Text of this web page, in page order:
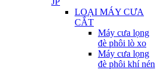
LOẠI MÁY CƯA
CẮT
Máy cưa lọng
đè phôi lò xo
Máy cưa lọng
đè phôi khí nén